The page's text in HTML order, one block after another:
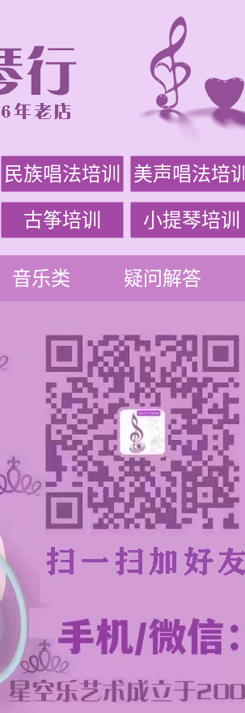
民族唱法培训 美声唱法培训
古筝培训 小提琴培训
音乐类 疑问解答